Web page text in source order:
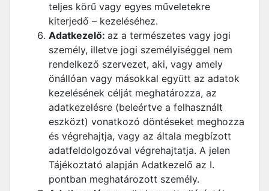
teljes körű vagy egyes műveletekre
kiterjedő – kezeléséhez.
Adatkezelő: az a természetes vagy jogi
személy, illetve jogi személyiséggel nem
rendelkező szervezet, aki, vagy amely
önállóan vagy másokkal együtt az adatok
kezelésének célját meghatározza, az
adatkezelésre (beleértve a felhasznált
eszközt) vonatkozó döntéseket meghozza
és végrehajtja, vagy az általa megbízott
adatfeldolgozóval végrehajtatja. A jelen
Tájékoztató alapján Adatkezelő az I.
pontban meghatározott személy.